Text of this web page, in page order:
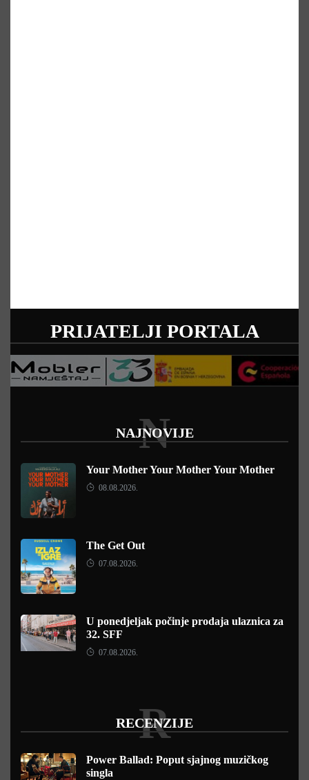
PRIJATELJI PORTALA
NAJNOVIJE
N
Your Mother Your Mother Your Mother
08.08.2026.
The Get Out
07.08.2026.
U ponedjeljak počinje prodaja ulaznica za
32. SFF
07.08.2026.
RECENZIJE
R
Power Ballad: Poput sjajnog muzičkog
singla